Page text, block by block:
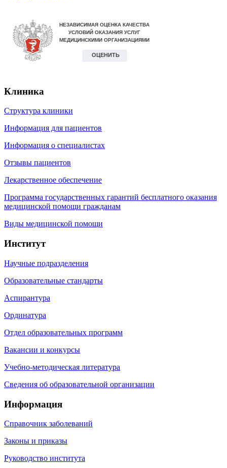
Клиника
Структура клиники
Информация для пациентов
Информация о специалистах
Отзывы пациентов
Лекарственное обеспечение
Программа государственных гарантий бесплатного оказания
медицинской помощи гражданам
Виды медицинской помощи
Институт
Научные подразделения
Образовательные стандарты
Аспирантура
Ординатура
Отдел образовательных программ
Вакансии и конкурсы
Учебно-методическая литература
Сведения об образовательной организации
Информация
Справочник заболеваний
Законы и приказы
Руководство института